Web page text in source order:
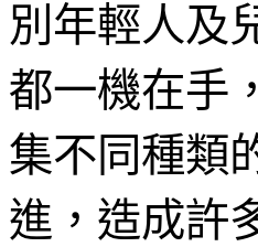
別年輕人及
都一機在手
集不同種類
進，造成許